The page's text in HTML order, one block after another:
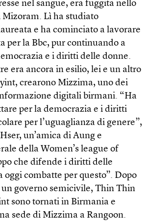
nel sangue, era fuggita nello
Mizoram. Lì ha studiato
e ha cominciato a lavorare
per la Bbc, pur continuando a
e i diritti delle donne.
era ancora in esilio, lei e un altro
crearono Mizzima, uno dei
digitali birmani. “Ha
per la democrazia e i diritti
per l’uguaglianza di genere”,
un’amica di Aung e
della Women’s league of
che difende i diritti delle
oggi combatte per questo”. Dopo
governo semicivile, Thin Thin
sono tornati in Birmania e
sede di Mizzima a Rangoon.